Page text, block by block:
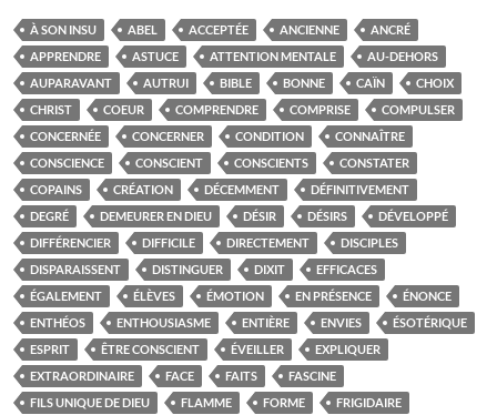
À SON INSU ABEL ACCEPTÉE ANCIENNE
ANCRÉ
APPRENDRE
ASTUCE ATTENTION MENTALE
AU-DEHORS
AUPARAVANT
AUTRUI BIBLE BONNE CAÏN
CHOIX
CHRIST
COEUR COMPRENDRE COMPRISE
COMPULSER
CONCERNÉE
CONCERNER CONDITION
CONNAÎTRE
CONSCIENCE
CONSCIENT CONSCIENTS
CONSTATER
COPAINS
CRÉATION DÉCEMMENT
DÉFINITIVEMENT
DEGRÉ
DEMEURER EN DIEU DÉSIR DÉSIRS
DÉVELOPPÉ
DIFFÉRENCIER
DIFFICILE DIRECTEMENT
DISCIPLES
DISPARAISSENT
DISTINGUER DIXIT
EFFICACES
ÉGALEMENT
ÉLÈVES ÉMOTION EN PRÉSENCE
ÉNONCE
ENTHÉOS
ENTHOUSIASME ENTIÈRE ENVIES
ÉSOTÉRIQUE
ESPRIT
ÊTRE CONSCIENT ÉVEILLER
EXPLIQUER
EXTRAORDINAIRE
FACE FAITS
FASCINE
FILS UNIQUE DE DIEU
FLAMME FORME FRIGIDAIRE